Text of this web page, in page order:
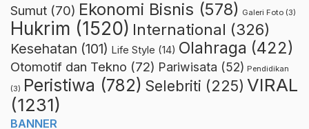
Sumut (70) Ekonomi Bisnis (578) Galeri Foto (3)
Hukrim (1520) International (326)
Kesehatan (101) Life Style (14) Olahraga (422)
Otomotif dan Tekno (72) Pariwisata (52) Pendidikan
(3) Peristiwa (782) Selebriti (225) VIRAL
(1231)
BANNER